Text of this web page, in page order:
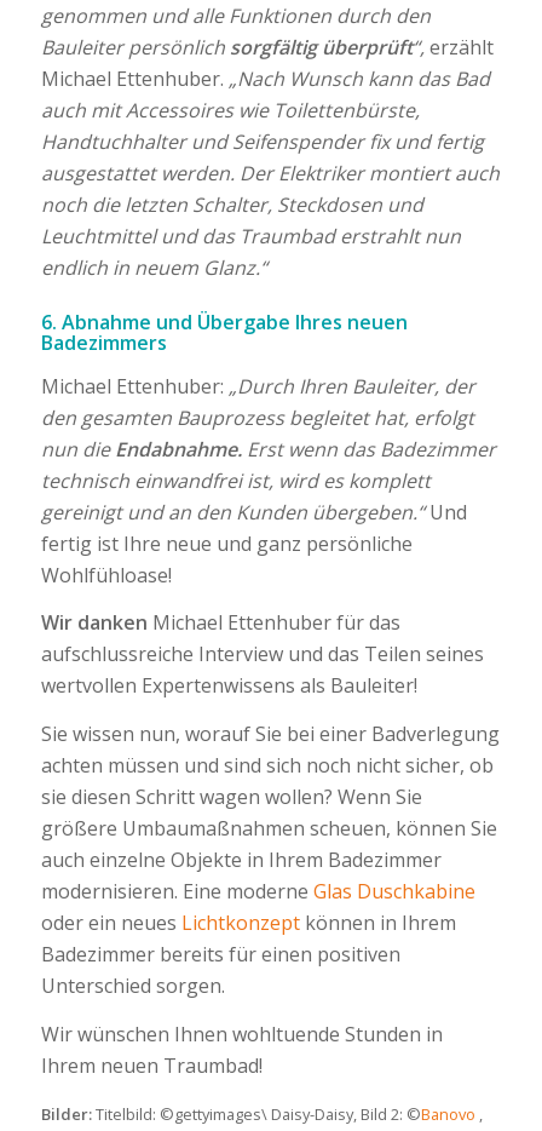
genommen und alle Funktionen durch den
Bauleiter persönlich sorgfältig überprüft“,erzählt
Michael Ettenhuber. „Nach Wunsch kann das Bad
auch mit Accessoires wie Toilettenbürste,
Handtuchhalter und Seifenspender fix und fertig
ausgestattet werden. Der Elektriker montiert auch
noch die letzten Schalter, Steckdosen und
Leuchtmittel und das Traumbad erstrahlt nun
endlich in neuem Glanz.“
6. Abnahme und Übergabe Ihres neuen
Badezimmers
Michael Ettenhuber: „Durch Ihren Bauleiter, der
den gesamten Bauprozess begleitet hat, erfolgt
nun dieEndabnahme. Erst wenn das Badezimmer
technisch einwandfrei ist, wird es komplett
gereinigt und an den Kunden übergeben.“Und
fertig ist Ihre neue und ganz persönliche
Wohlfühloase!
Wir danken Michael Ettenhuber für das
aufschlussreiche Interview und das Teilen seines
wertvollen Expertenwissens als Bauleiter!
Sie wissen nun, worauf Sie bei einer Badverlegung
achten müssen und sind sich noch nicht sicher, ob
sie diesen Schritt wagen wollen? Wenn Sie
größere Umbaumaßnahmen scheuen, können Sie
auch einzelne Objekte in Ihrem Badezimmer
modernisieren. Eine moderne Glas Duschkabine
oder ein neues Lichtkonzeptkönnen in Ihrem
Badezimmer bereits für einen positiven
Unterschied sorgen.
Wir wünschen Ihnen wohltuende Stunden in
Ihrem neuen Traumbad!
Bilder:Titelbild: ©gettyimages\ Daisy-Daisy, Bild 2: ©Banovo ,